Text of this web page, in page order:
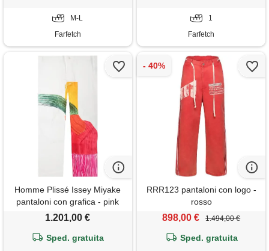
M-L
Farfetch
1
Farfetch
Homme Plissé Issey Miyake
pantaloni con grafica - pink
1.201,00 €
Sped. gratuita
RRR123 pantaloni con logo -
rosso
898,00 € 1.494,00 €
Sped. gratuita